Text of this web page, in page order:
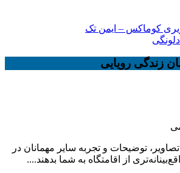
کوماکس – ایمن تک
زندگی رویایی
توضیحات و تجربه سایر مهمانان در
از اقامتگاه به شما بدهند....